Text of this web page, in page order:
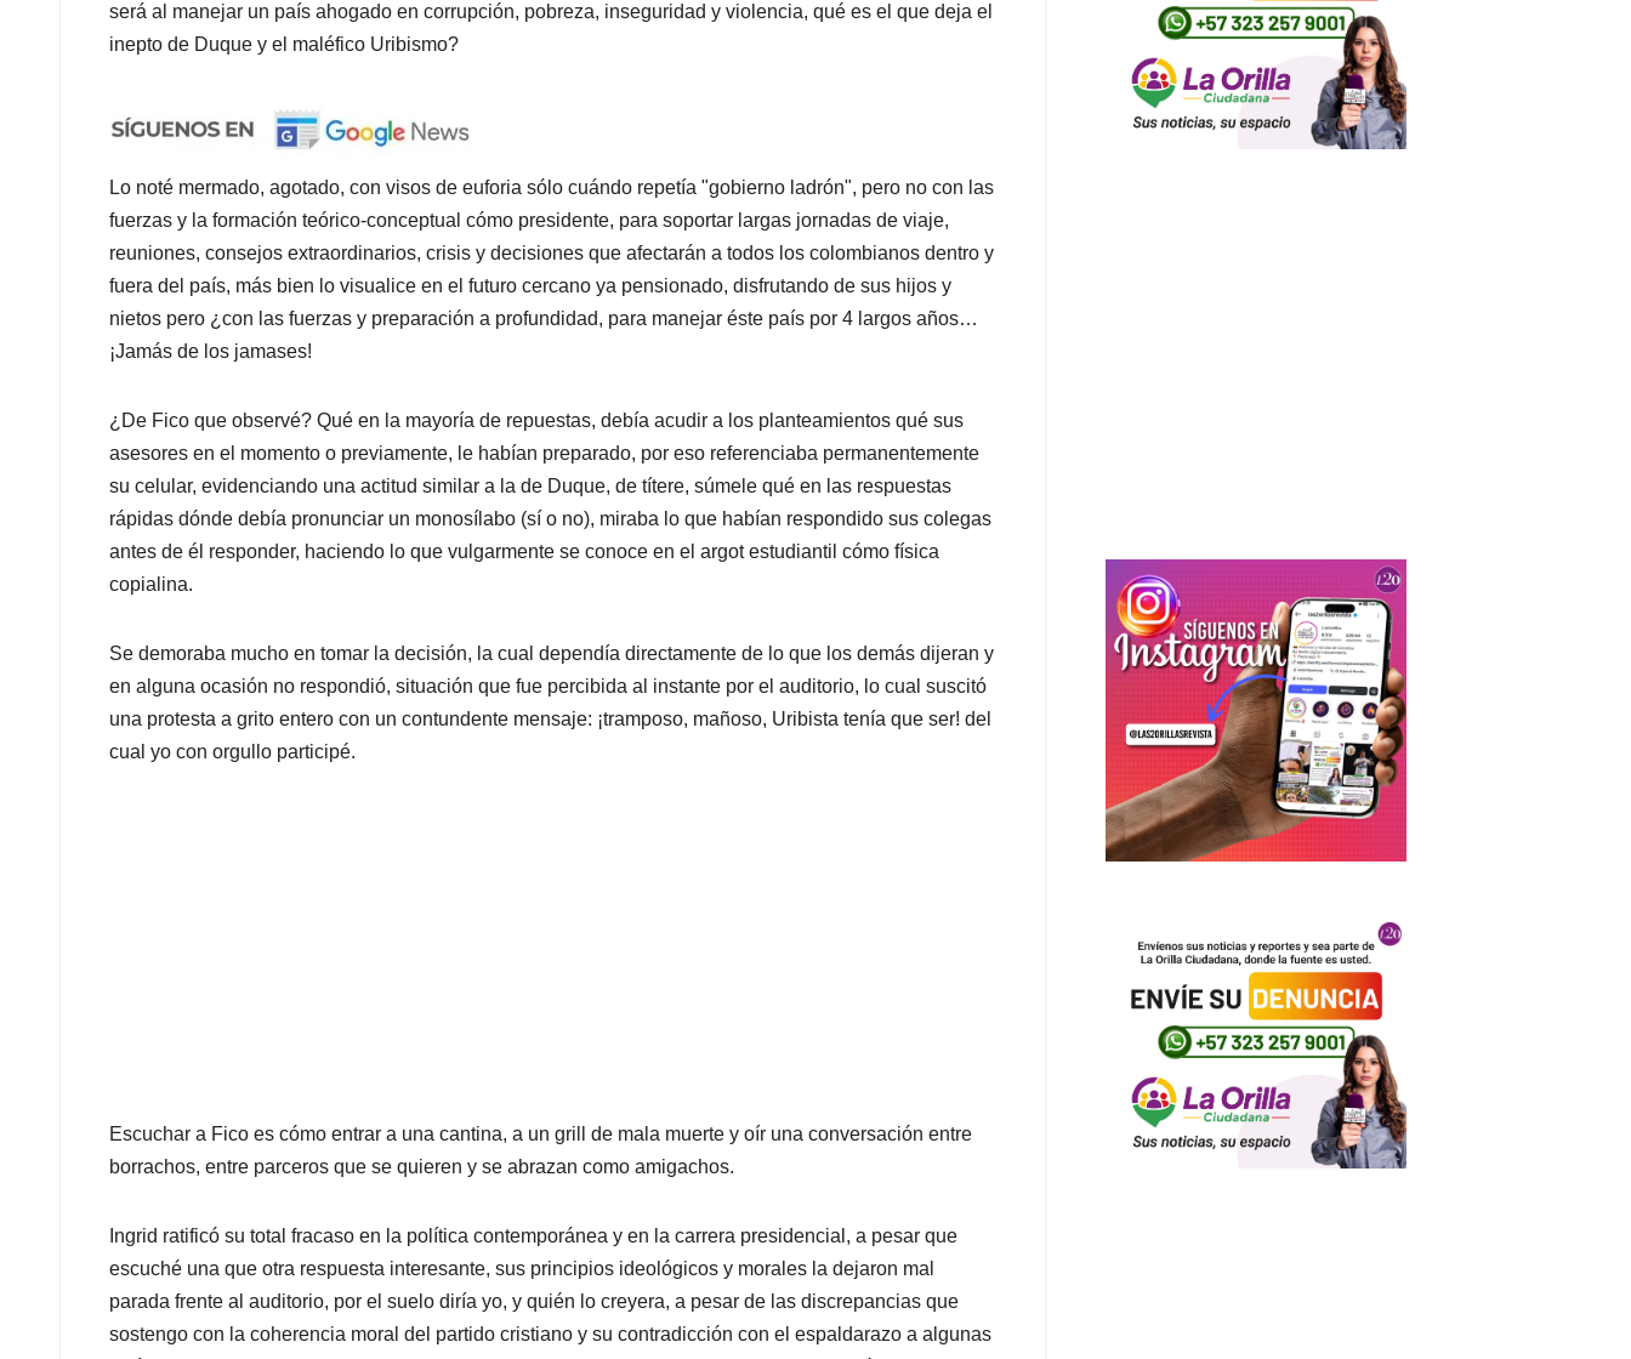
será al manejar un país ahogado en corrupción, pobreza, inseguridad y violencia, qué es el que deja el
inepto de Duque y el maléfico Uribismo?
Lo noté mermado, agotado, con visos de euforia sólo cuándo repetía "gobierno ladrón", pero no con las
fuerzas y la formación teórico-conceptual cómo presidente, para soportar largas jornadas de viaje,
reuniones, consejos extraordinarios, crisis y decisiones que afectarán a todos los colombianos dentro y
fuera del país, más bien lo visualice en el futuro cercano ya pensionado, disfrutando de sus hijos y
nietos pero ¿con las fuerzas y preparación a profundidad, para manejar éste país por 4 largos años…
¡Jamás de los jamases!
¿De Fico que observé? Qué en la mayoría de repuestas, debía acudir a los planteamientos qué sus
asesores en el momento o previamente, le habían preparado, por eso referenciaba permanentemente
su celular, evidenciando una actitud similar a la de Duque, de títere, súmele qué en las respuestas
rápidas dónde debía pronunciar un monosílabo (sí o no), miraba lo que habían respondido sus colegas
antes de él responder, haciendo lo que vulgarmente se conoce en el argot estudiantil cómo física
copialina.
Se demoraba mucho en tomar la decisión, la cual dependía directamente de lo que los demás dijeran y
en alguna ocasión no respondió, situación que fue percibida al instante por el auditorio, lo cual suscitó
una protesta a grito entero con un contundente mensaje: ¡tramposo, mañoso, Uribista tenía que ser! del
cual yo con orgullo participé.
Escuchar a Fico es cómo entrar a una cantina, a un grill de mala muerte y oír una conversación entre
borrachos, entre parceros que se quieren y se abrazan como amigachos.
Ingrid ratificó su total fracaso en la política contemporánea y en la carrera presidencial, a pesar que
escuché una que otra respuesta interesante, sus principios ideológicos y morales la dejaron mal
parada frente al auditorio, por el suelo diría yo, y quién lo creyera, a pesar de las discrepancias que
sostengo con la coherencia moral del partido cristiano y su contradicción con el espaldarazo a algunas